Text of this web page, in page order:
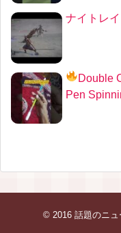
ナイトレ
Double
Pen
© 2016 話題のニ